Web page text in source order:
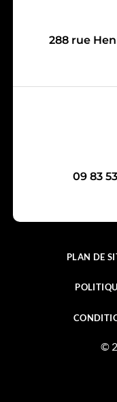
288 rue
09 83
©
PLAN DE